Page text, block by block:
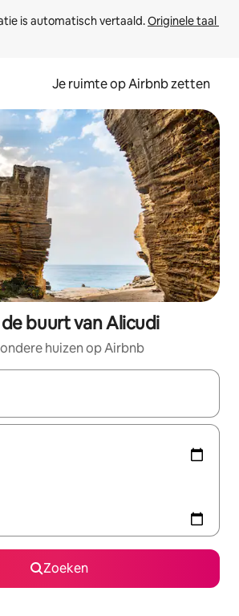
is automatisch vertaald. Originele taal
Je ruimte op Airbnb zetten
buurt van Alicudi
huizen op Airbnb
beschikbaar zijn, maak je een keuze
Zoeken